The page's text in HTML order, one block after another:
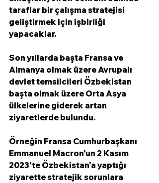
taraflar bir çalışma stratejisi
geliştirmek için işbirliği
yapacaklar.
Son yıllarda başta Fransa ve
Almanya olmak üzere Avrupalı ​​
devlet temsilcileri Özbekistan
başta olmak üzere Orta Asya
ülkelerine giderek artan
ziyaretlerde bulundu.
Örneğin Fransa Cumhurbaşkanı
Emmanuel Macron'un 2 Kasım
2023'te Özbekistan'a yaptığı
ziyarette stratejik sorunlara